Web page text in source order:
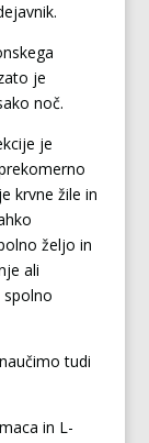
je
noč.
je
krvne žile in
željo in
ali
tudi
in L-